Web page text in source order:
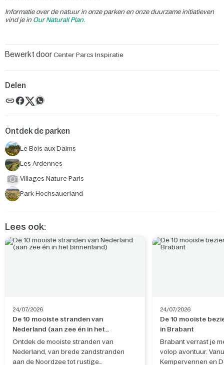
Informatie over de natuur in onze parken en onze duurzame initiatieven
vind je in Our Naturall Plan.
Bewerkt doorCenter Parcs Inspiratie
Ontdek de parken
Le Bois aux Daims
Les Ardennes
Villages Nature Paris
Park Hochsauerland
Delen
Lees ook:
24/07/2026
De 10 mooiste stranden van
Nederland (aan zee én in het
binnenland)
Ontdek de mooiste stranden van
Nederland, van brede zandstranden
aan de Noordzee tot rustige
24/07/2026
De 10 mooiste
in Brabant
Brabant verrast je
volop avontuur.
Kempervennen en